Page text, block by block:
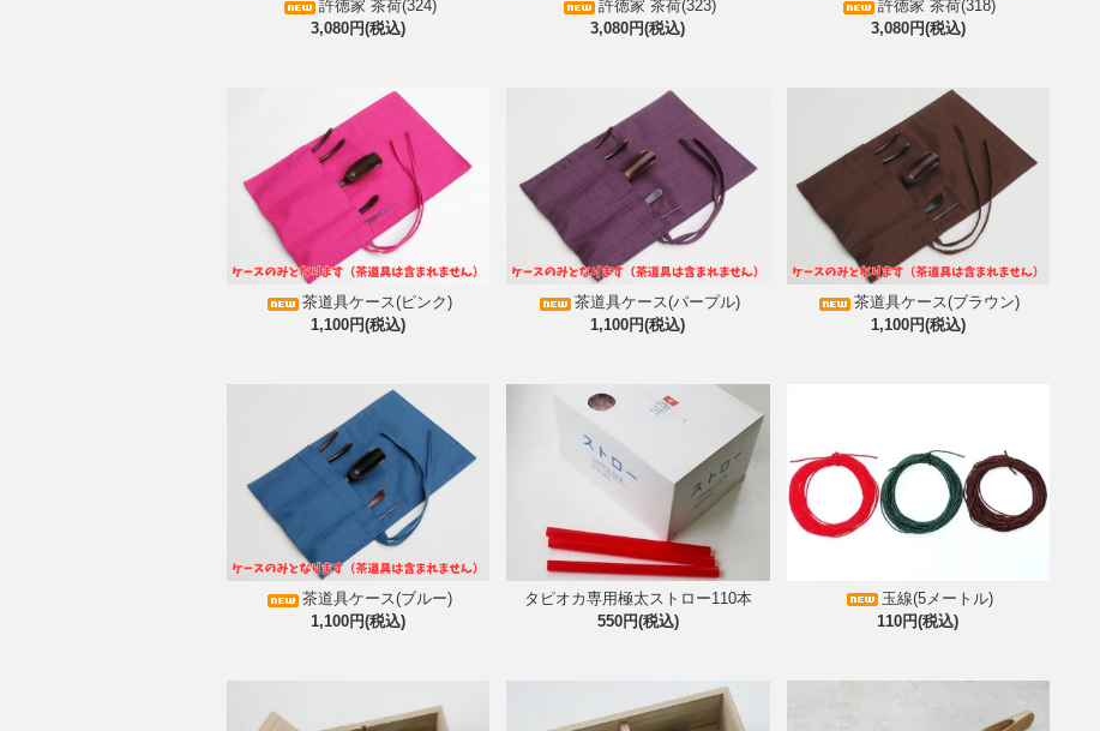
許徳家 茶荷(324)
3,080円(税込)
許徳家 茶荷(323)
3,080円(税込)
許徳家 茶荷(318)
3,080円(税込)
茶道具ケース(ピンク)
1,100円(税込)
茶道具ケース(パープル)
1,100円(税込)
茶道具ケース(ブラウン)
1,100円(税込)
茶道具ケース(ブルー)
1,100円(税込)
タピオカ専用極太ストロー110本
550円(税込)
玉線(5メートル)
110円(税込)